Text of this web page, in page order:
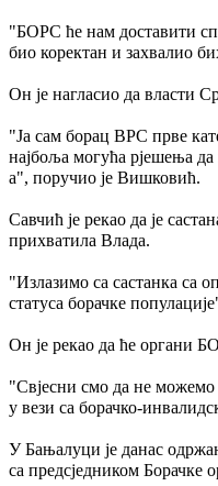
"БОРС ће нам доставити
био коректан и захвалио
Он је нагласио да власти
"Ја сам борац ВРС прве
најбоља могућа рјешења
а", поручио је Вишковић.
Савчић је рекао да је
прихватила Влада.
"Излазимо са састанка са
статуса борачке
Он је рекао да ће органи
"Свјесни смо да не можемо
у вези са борачко-
У Бањалуци је данас
са предсједником